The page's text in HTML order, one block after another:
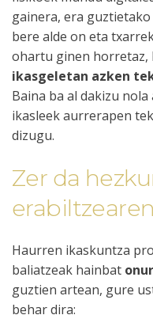
gainera, era
bere alde on eta
ohartu ginen
ikasgeletan azken
Baina ba al dakizu
ikasleek aurrerapen
dizugu.
Zer da
Haurren ikaskuntza
baliatzeak hainbat
guztien artean, gure
behar dira: